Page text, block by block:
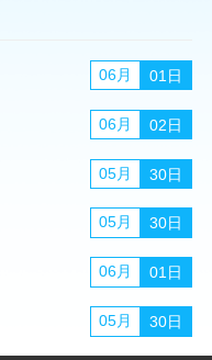
06月 01日
06月 02日
05月 30日
05月 30日
06月 01日
05月 30日